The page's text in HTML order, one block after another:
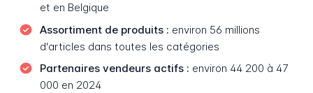
et en Belgique
Assortiment de produits : environ 56 millions
d'articles dans toutes les catégories
Partenaires vendeurs actifs : environ 44 200 à 47
000 en 2024